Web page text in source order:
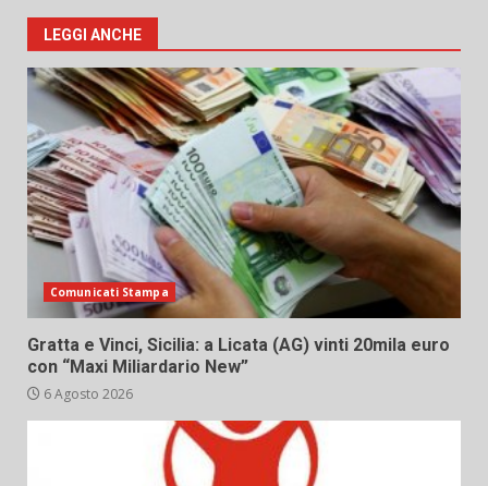
LEGGI ANCHE
Comunicati Stampa
Gratta e Vinci, Sicilia: a Licata (AG) vinti 20mila euro
con “Maxi Miliardario New”
6 Agosto 2026